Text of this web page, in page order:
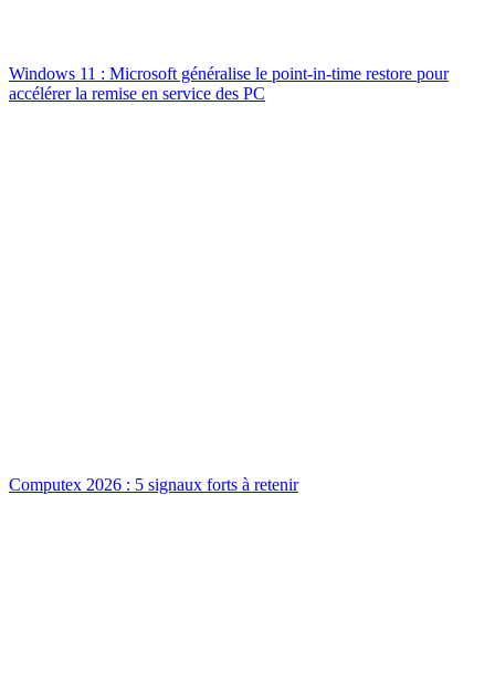
Windows 11 : Microsoft généralise le point-in-time restore pour
accélérer la remise en service des PC
Computex 2026 : 5 signaux forts à retenir